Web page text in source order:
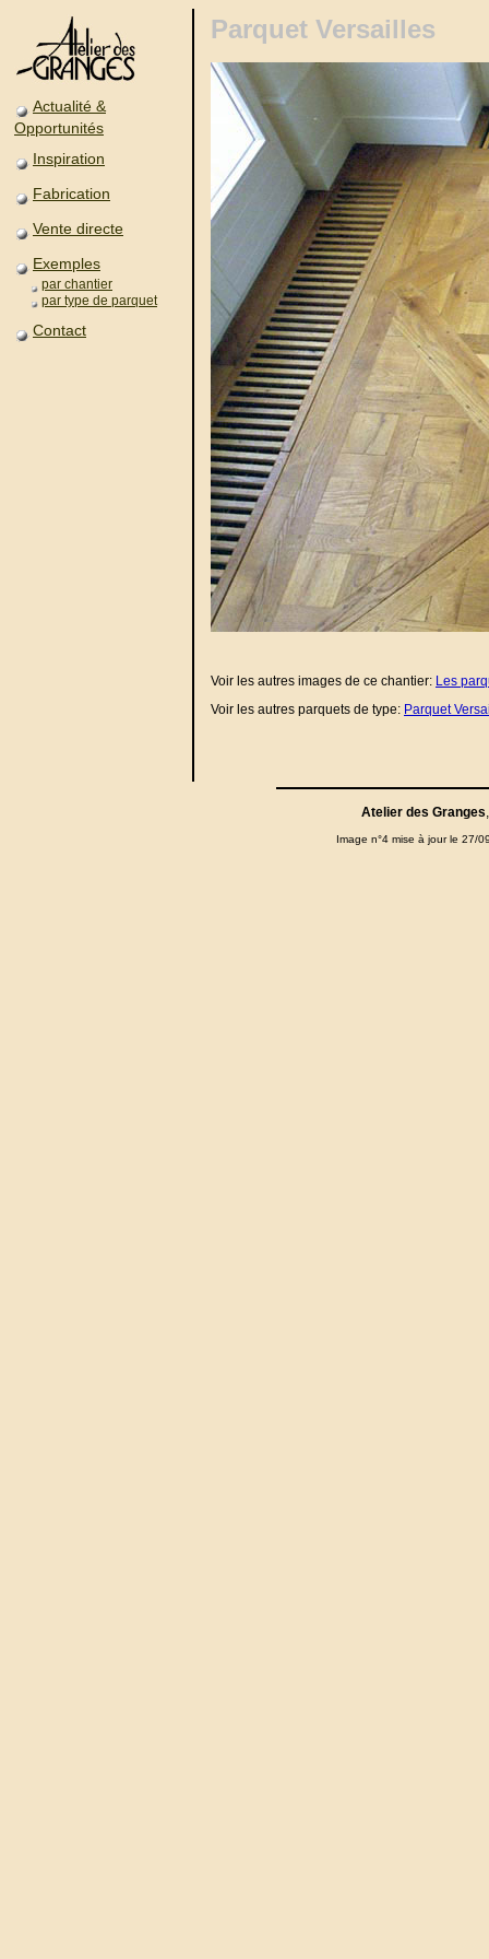
Actualité &
Opportunités
Inspiration
Fabrication
Vente directe
Exemples
par chantier
par type de parquet
Contact
Parquet Versailles
Voir les autres images de ce chantier: Les
Voir les autres parquets de type: Parquet
Atelier des Granges
Image n°4 mise à jour le